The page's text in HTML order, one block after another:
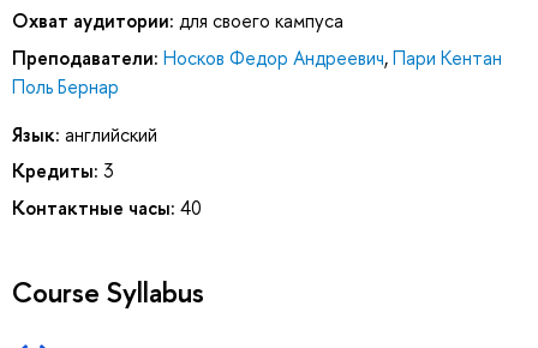
Охват аудитории: для своего кампуса
Преподаватели: Носков Федор Андреевич,Пари Кентан
Поль Бернар
Язык: английский
Кредиты: 3
Контактные часы: 40
Course Syllabus